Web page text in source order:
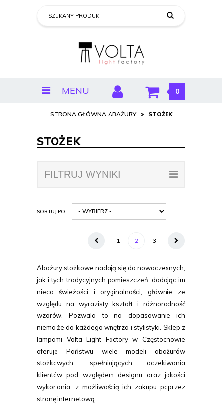
MENU 0
STRONA GŁÓWNA ABAŻURY STOŻEK
STOŻEK
FILTRUJ WYNIKI
SORTUJ PO:
1 2 3
Abażury stożkowe nadają się do nowoczesnych,
jak i tych tradycyjnych pomieszczeń, dodając im
nieco świeżości i oryginalności, głównie ze
względu na wyrazisty kształt i różnorodność
wzorów. Pozwala to na dopasowanie ich
niemalże do każdego wnętrza i stylistyki. Sklep z
lampami Volta Light Factory w Częstochowie
oferuje Państwu wiele modeli abażurów
stożkowych, spełniających oczekiwania
klientów pod względem designu oraz jakości
wykonania, z możliwością ich zakupu poprzez
stronę internetową.